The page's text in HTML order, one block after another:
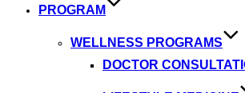
PROGRAM
WELLNESS PROGRAMS
DOCTOR